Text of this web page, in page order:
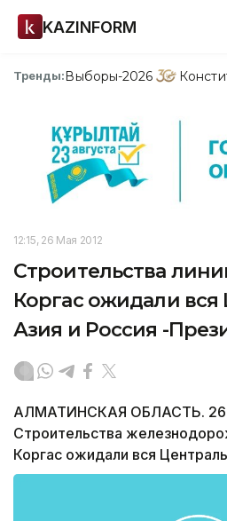
KAZINFORM
Тренды:Выборы-2026
12:15, 26 Мая 2012
Строительства
Коргас ожидали вся
Азия и Россия -
АЛМАТИНСКАЯ ОБЛАСТЬ.
Строительства
Коргас ожидали вся